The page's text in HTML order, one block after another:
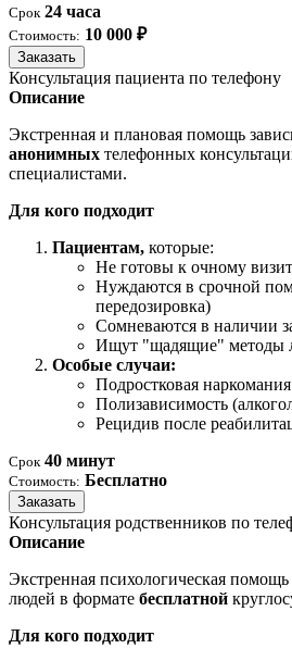
Срок 24 часа
Стоимость: 10 000 ₽
Заказать
Консультация пациента по телефону
Описание
Экстренная и плановая помощь
анонимных телефонных
специалистами.
Для кого подходит
Пациентам, которые:
Не готовы к очному
Нуждаются в срочной
передозировка)
Сомневаются в наличии
Ищут "щадящие" методы
Особые случаи:
Подростковая наркомания
Полизависимость
Рецидив после
Срок 40 минут
Стоимость: Бесплатно
Заказать
Консультация родственников по
Описание
Экстренная психологическая
людей в формате бесплатной
Для кого подходит